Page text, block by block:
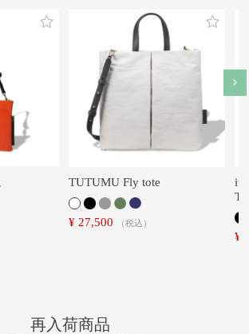
TUTUMU Fly tote
¥ 27,500 税込
¥
再入荷商品